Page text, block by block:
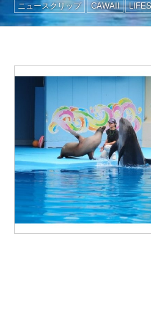
ニュースクリップ CAWAII